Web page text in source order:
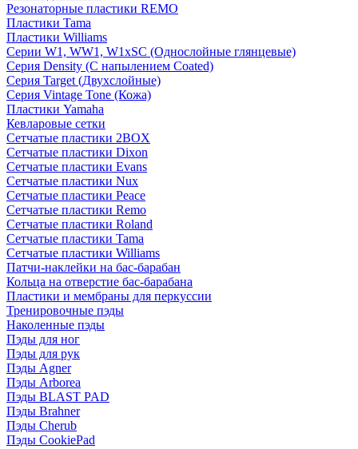
Резонаторные пластики REMO
Пластики Tama
Пластики Williams
Серии W1, WW1, W1xSC (Однослойные глянцевые)
Серия Density (C напылением Coated)
Серия Target (Двухслойные)
Серия Vintage Tone (Кожа)
Пластики Yamaha
Кевларовые сетки
Сетчатые пластики 2BOX
Сетчатые пластики Dixon
Сетчатые пластики Evans
Сетчатые пластики Nux
Сетчатые пластики Peace
Сетчатые пластики Remo
Сетчатые пластики Roland
Сетчатые пластики Tama
Сетчатые пластики Williams
Патчи-наклейки на бас-барабан
Кольца на отверстие бас-барабана
Пластики и мембраны для перкуссии
Тренировочные пэды
Наколенные пэды
Пэды для ног
Пэды для рук
Пэды Agner
Пэды Arborea
Пэды BLAST PAD
Пэды Brahner
Пэды Cherub
Пэды CookiePad